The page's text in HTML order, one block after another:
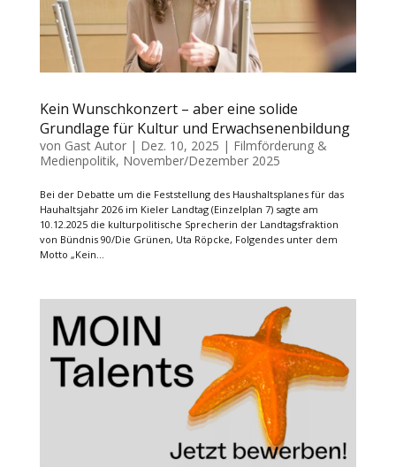
Kein Wunschkonzert – aber eine solide
Grundlage für Kultur und Erwachsenenbildung
von Gast Autor| Dez. 10, 2025 | Filmförderung &
Medienpolitik, November/Dezember 2025
Bei der Debatte um die Feststellung des Haushaltsplanes für das
Hauhaltsjahr 2026 im Kieler Landtag (Einzelplan 7) sagte am
10.12.2025 die kulturpolitische Sprecherin der Landtagsfraktion
von Bündnis 90/Die Grünen, Uta Röpcke, Folgendes unter dem
Motto „Kein...